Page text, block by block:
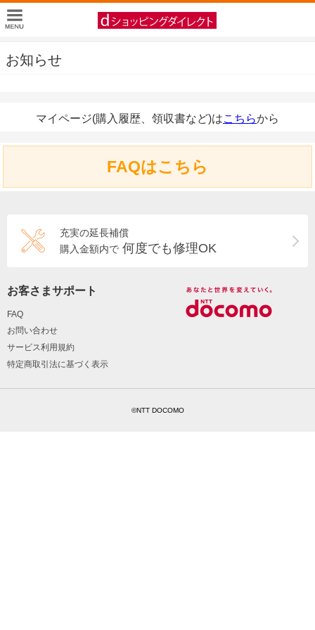
お知らせ
マイページ(購入履歴、領収書など)はこちらから
FAQはこちら
充実の延長補償
購入金額内で 何度でも修理OK
お客さまサポート
FAQ
お問い合わせ
サービス利用規約
特定商取引法に基づく表示
©NTT DOCOMO